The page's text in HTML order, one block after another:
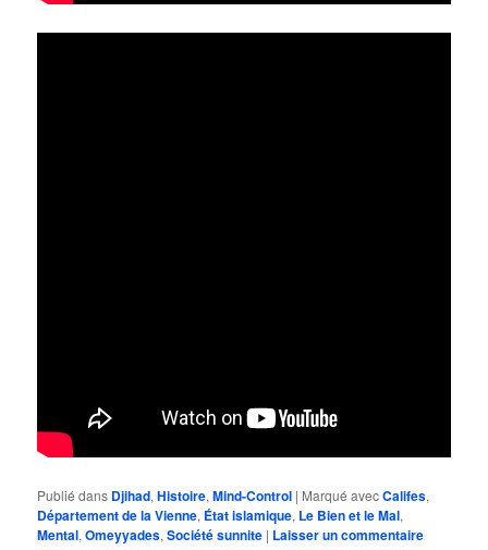
Publié dans Djihad,Histoire,Mind-Control | Marqué avecCalifes,
Département de la Vienne, État islamique, Le Bien et le Mal,
Mental,Omeyyades,Société sunnite | Laisser un commentaire